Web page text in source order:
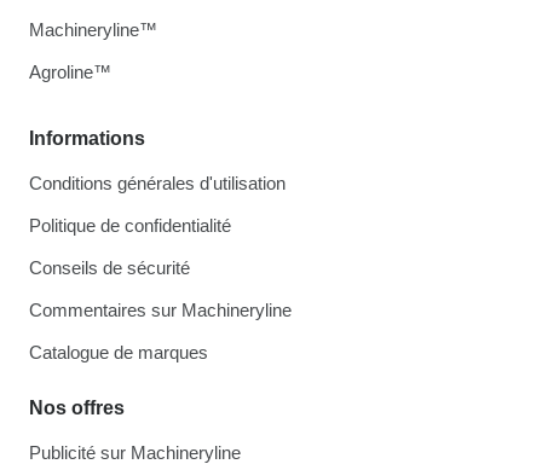
Informations
Conditions générales d'utilisation
Politique de confidentialité
Conseils de sécurité
Commentaires sur Machineryline
Catalogue de marques
Nos offres
Publicité sur Machineryline
Machineryline™
Agroline™